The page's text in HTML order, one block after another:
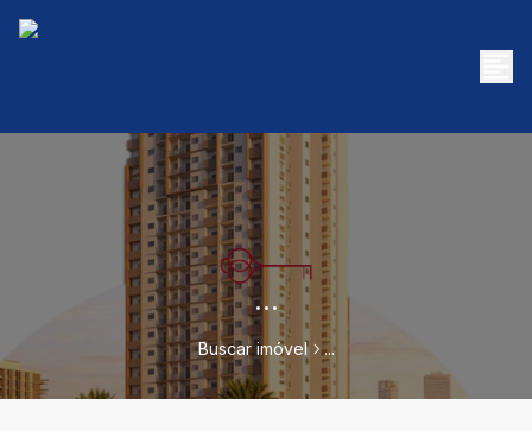
...
Buscar imóvel ...